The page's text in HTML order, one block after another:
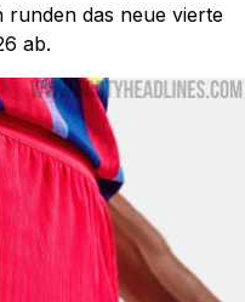
runden das neue vierte
ab.